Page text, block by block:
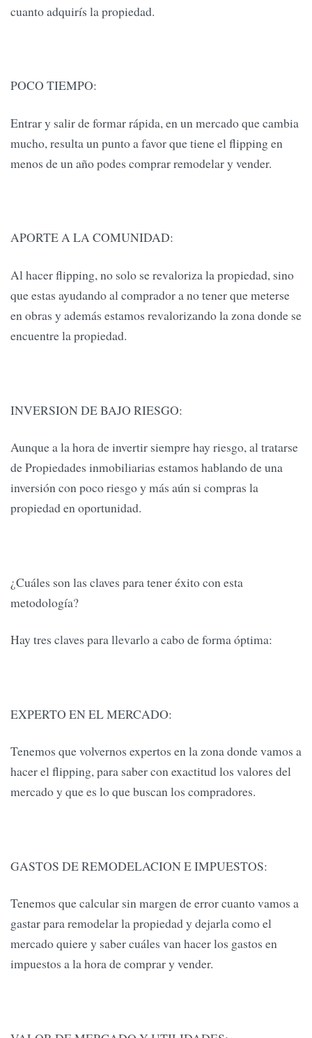
cuanto adquirís la propiedad.
POCO TIEMPO:
Entrar y salir de formar rápida, en un mercado que cambia
mucho, resulta un punto a favor que tiene el flipping en
menos de un año podes comprar remodelar y vender.
APORTE A LA COMUNIDAD:
Al hacer flipping, no solo se revaloriza la propiedad, sino
que estas ayudando al comprador a no tener que meterse
en obras y además estamos revalorizando la zona donde se
encuentre la propiedad.
INVERSION DE BAJO RIESGO:
Aunque a la hora de invertir siempre hay riesgo, al tratarse
de Propiedades inmobiliarias estamos hablando de una
inversión con poco riesgo y más aún si compras la
propiedad en oportunidad.
¿Cuáles son las claves para tener éxito con esta
metodología?
Hay tres claves para llevarlo a cabo de forma óptima:
EXPERTO EN EL MERCADO:
Tenemos que volvernos expertos en la zona donde vamos a
hacer el flipping, para saber con exactitud los valores del
mercado y que es lo que buscan los compradores.
GASTOS DE REMODELACION E IMPUESTOS:
Tenemos que calcular sin margen de error cuanto vamos a
gastar para remodelar la propiedad y dejarla como el
mercado quiere y saber cuáles van hacer los gastos en
impuestos a la hora de comprar y vender.